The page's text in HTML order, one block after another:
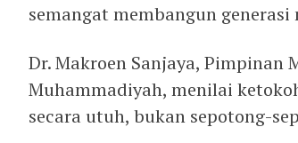
semangat membangun
Dr. Makroen Sanjaya, Pimpinan
Muhammadiyah, menilai
secara utuh, bukan sepotong-